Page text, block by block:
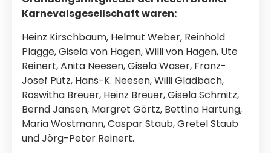
Karnevalsgesellschaft waren:
Heinz Kirschbaum, Helmut Weber, Reinhold
Plagge, Gisela von Hagen, Willi von Hagen, Ute
Reinert, Anita Neesen, Gisela Waser, Franz-
Josef Pütz, Hans-K. Neesen, Willi Gladbach,
Roswitha Breuer, Heinz Breuer, Gisela Schmitz,
Bernd Jansen, Margret Görtz, Bettina Hartung,
Maria Wostmann, Caspar Staub, Gretel Staub
und Jörg-Peter Reinert.